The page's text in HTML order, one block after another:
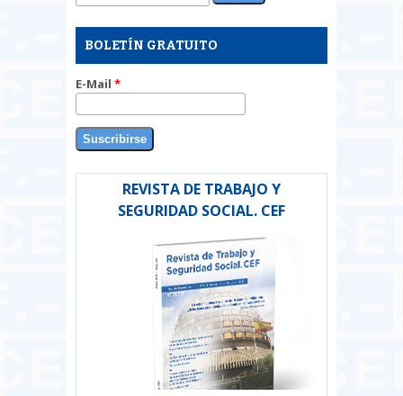
BOLETÍN GRATUITO
E-Mail *
REVISTA DE TRABAJO Y
SEGURIDAD SOCIAL. CEF